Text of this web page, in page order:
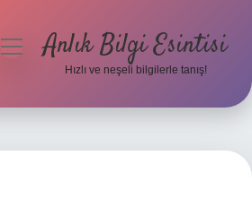
menüyüAnlık Bilgi Esintisi
Hızlı ve neşeli bilgilerle tanış!